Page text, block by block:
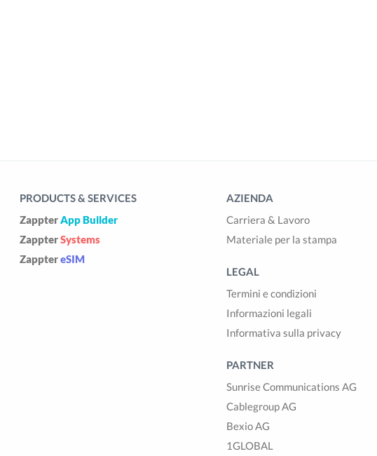
PRODUCTS & SERVICES
ZappterApp Builder
ZappterSystems
ZapptereSIM
AZIENDA
Carriera & Lavoro
Materiale per la stampa
LEGAL
Termini e condizioni
Informazioni legali
Informativa sulla privacy
PARTNER
Sunrise Communications AG
Cablegroup AG
Bexio AG
1GLOBAL